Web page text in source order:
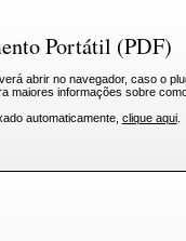
Portátil (PDF)
abrir no navegador, caso o
maiores informações sobre
automaticamente, clique aqui.